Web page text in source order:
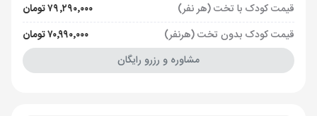
قیمت کودک با تخت (هر نفر)
۷۹٬۲۹۰٬۰۰۰ تومان
قیمت کودک بدون تخت (هرنفر)
۷۰٬۹۹۰٬۰۰۰ تومان
مشاوره و رزرو رایگان